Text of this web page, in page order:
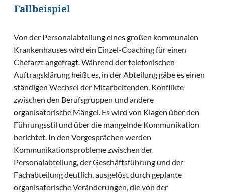
Fallbeispiel
Von der Personalabteilung eines großen kommunalen
Krankenhauses wird ein Einzel-Coaching für einen
Chefarzt angefragt. Während der telefonischen
Auftragsklärung heißt es, in der Abteilung gäbe es einen
ständigen Wechsel der Mitarbeitenden, Konflikte
zwischen den Berufsgruppen und andere
organisatorische Mängel. Es wird von Klagen über den
Führungsstil und über die mangelnde Kommunikation
berichtet. In den Vorgesprächen werden
Kommunikationsprobleme zwischen der
Personalabteilung, der Geschäftsführung und der
Fachabteilung deutlich, ausgelöst durch geplante
organisatorische Veränderungen, die von der